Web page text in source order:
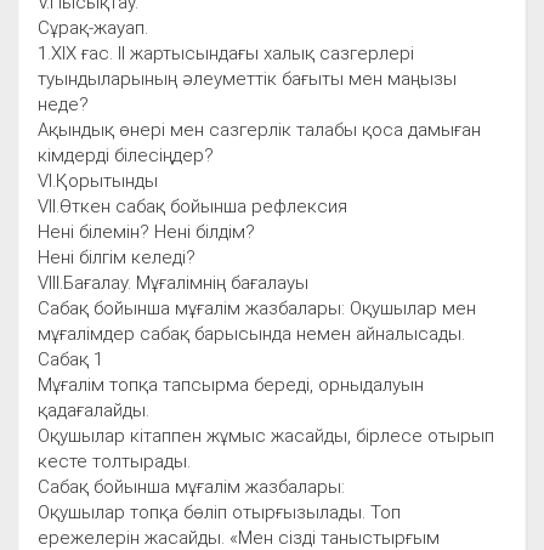
Сұрақ-жауап.
1.ХІХ ғас. ІІ жартысындағы халық сазгерлері
туындыларының әлеуметтік бағыты мен маңызы
неде?
Ақындық өнері мен сазгерлік талабы қоса дамыған
кімдерді білесіңдер?
VІ.Қорытынды
VІІ.Өткен сабақ бойынша рефлексия
Нені білемін? Нені білдім?
Нені білгім келеді?
VІІІ.Бағалау. Мұғалімнің бағалауы
Сабақ бойынша мұғалім жазбалары: Оқушылар мен
мұғалімдер сабақ барысында немен айналысады.
Сабақ 1
Мұғалім топқа тапсырма береді, орныдалуын
қадағалайды.
Оқушылар кітаппен жұмыс жасайды, бірлесе отырып
кесте толтырады.
Сабақ бойынша мұғалім жазбалары:
Оқушылар топқа бөліп отырғызылады. Топ
ережелерін жасайды. «Мен сізді таныстырғым